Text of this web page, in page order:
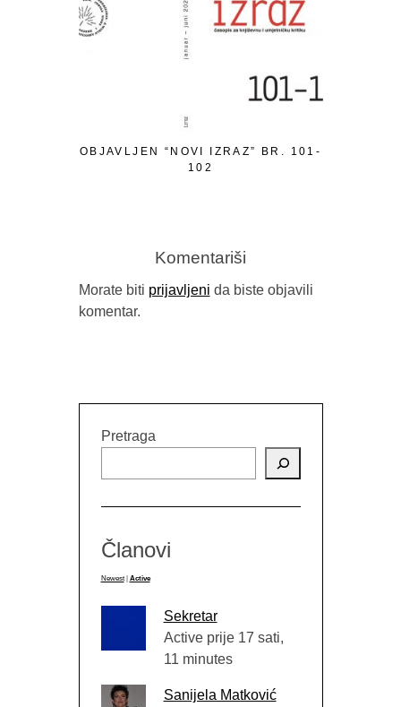
OBJAVLJEN “NOVI IZRAZ” BR. 101-
102
Komentariši
Morate biti prijavljeni da biste objavili
komentar.
Pretraga
Članovi
Newest | Active
Sekretar
Active prije 17 sati,
11 minutes
Sanijela Matković